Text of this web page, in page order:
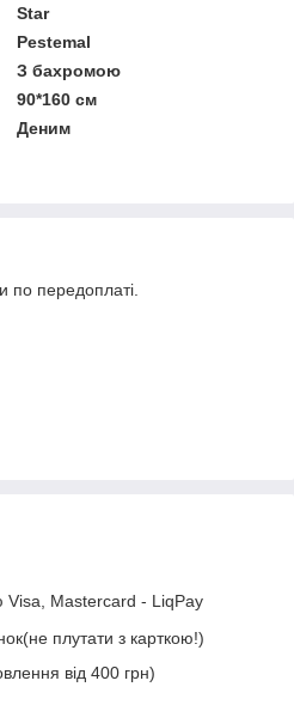
Star
Pestemal
З бахромою
90*160 см
Деним
по передоплаті.
Visa, Mastercard - LiqPay
плутати з карткою!)
від 400 грн)